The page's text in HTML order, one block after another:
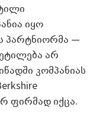
იყო
პარტნიორმა —
არ
კომპანიას
ფირმად იქცა.